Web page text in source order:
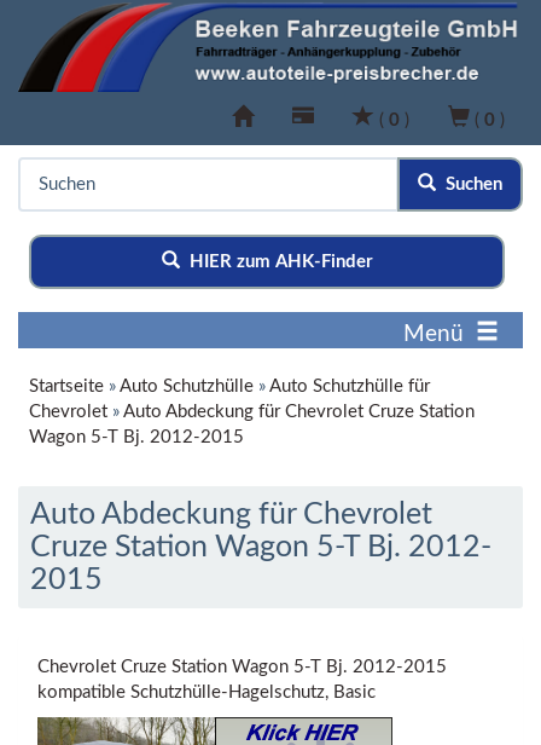
( 0 ) ( 0 )
Suchen
HIER zum AHK-Finder
Menü
Startseite » Auto Schutzhülle » Auto Schutzhülle für
Chevrolet » Auto Abdeckung für Chevrolet Cruze Station
Wagon 5-T Bj. 2012-2015
Auto Abdeckung für Chevrolet
Cruze Station Wagon 5-T Bj. 2012-
2015
Chevrolet Cruze Station Wagon 5-T Bj. 2012-2015
kompatible Schutzhülle-Hagelschutz, Basic